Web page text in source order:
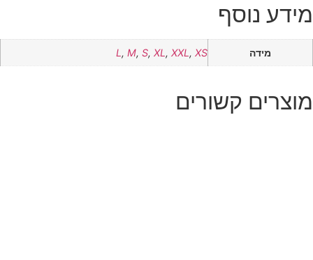
מידע נוסף
מידה L , M, S, XL , XXL , XS
מוצרים קשורים